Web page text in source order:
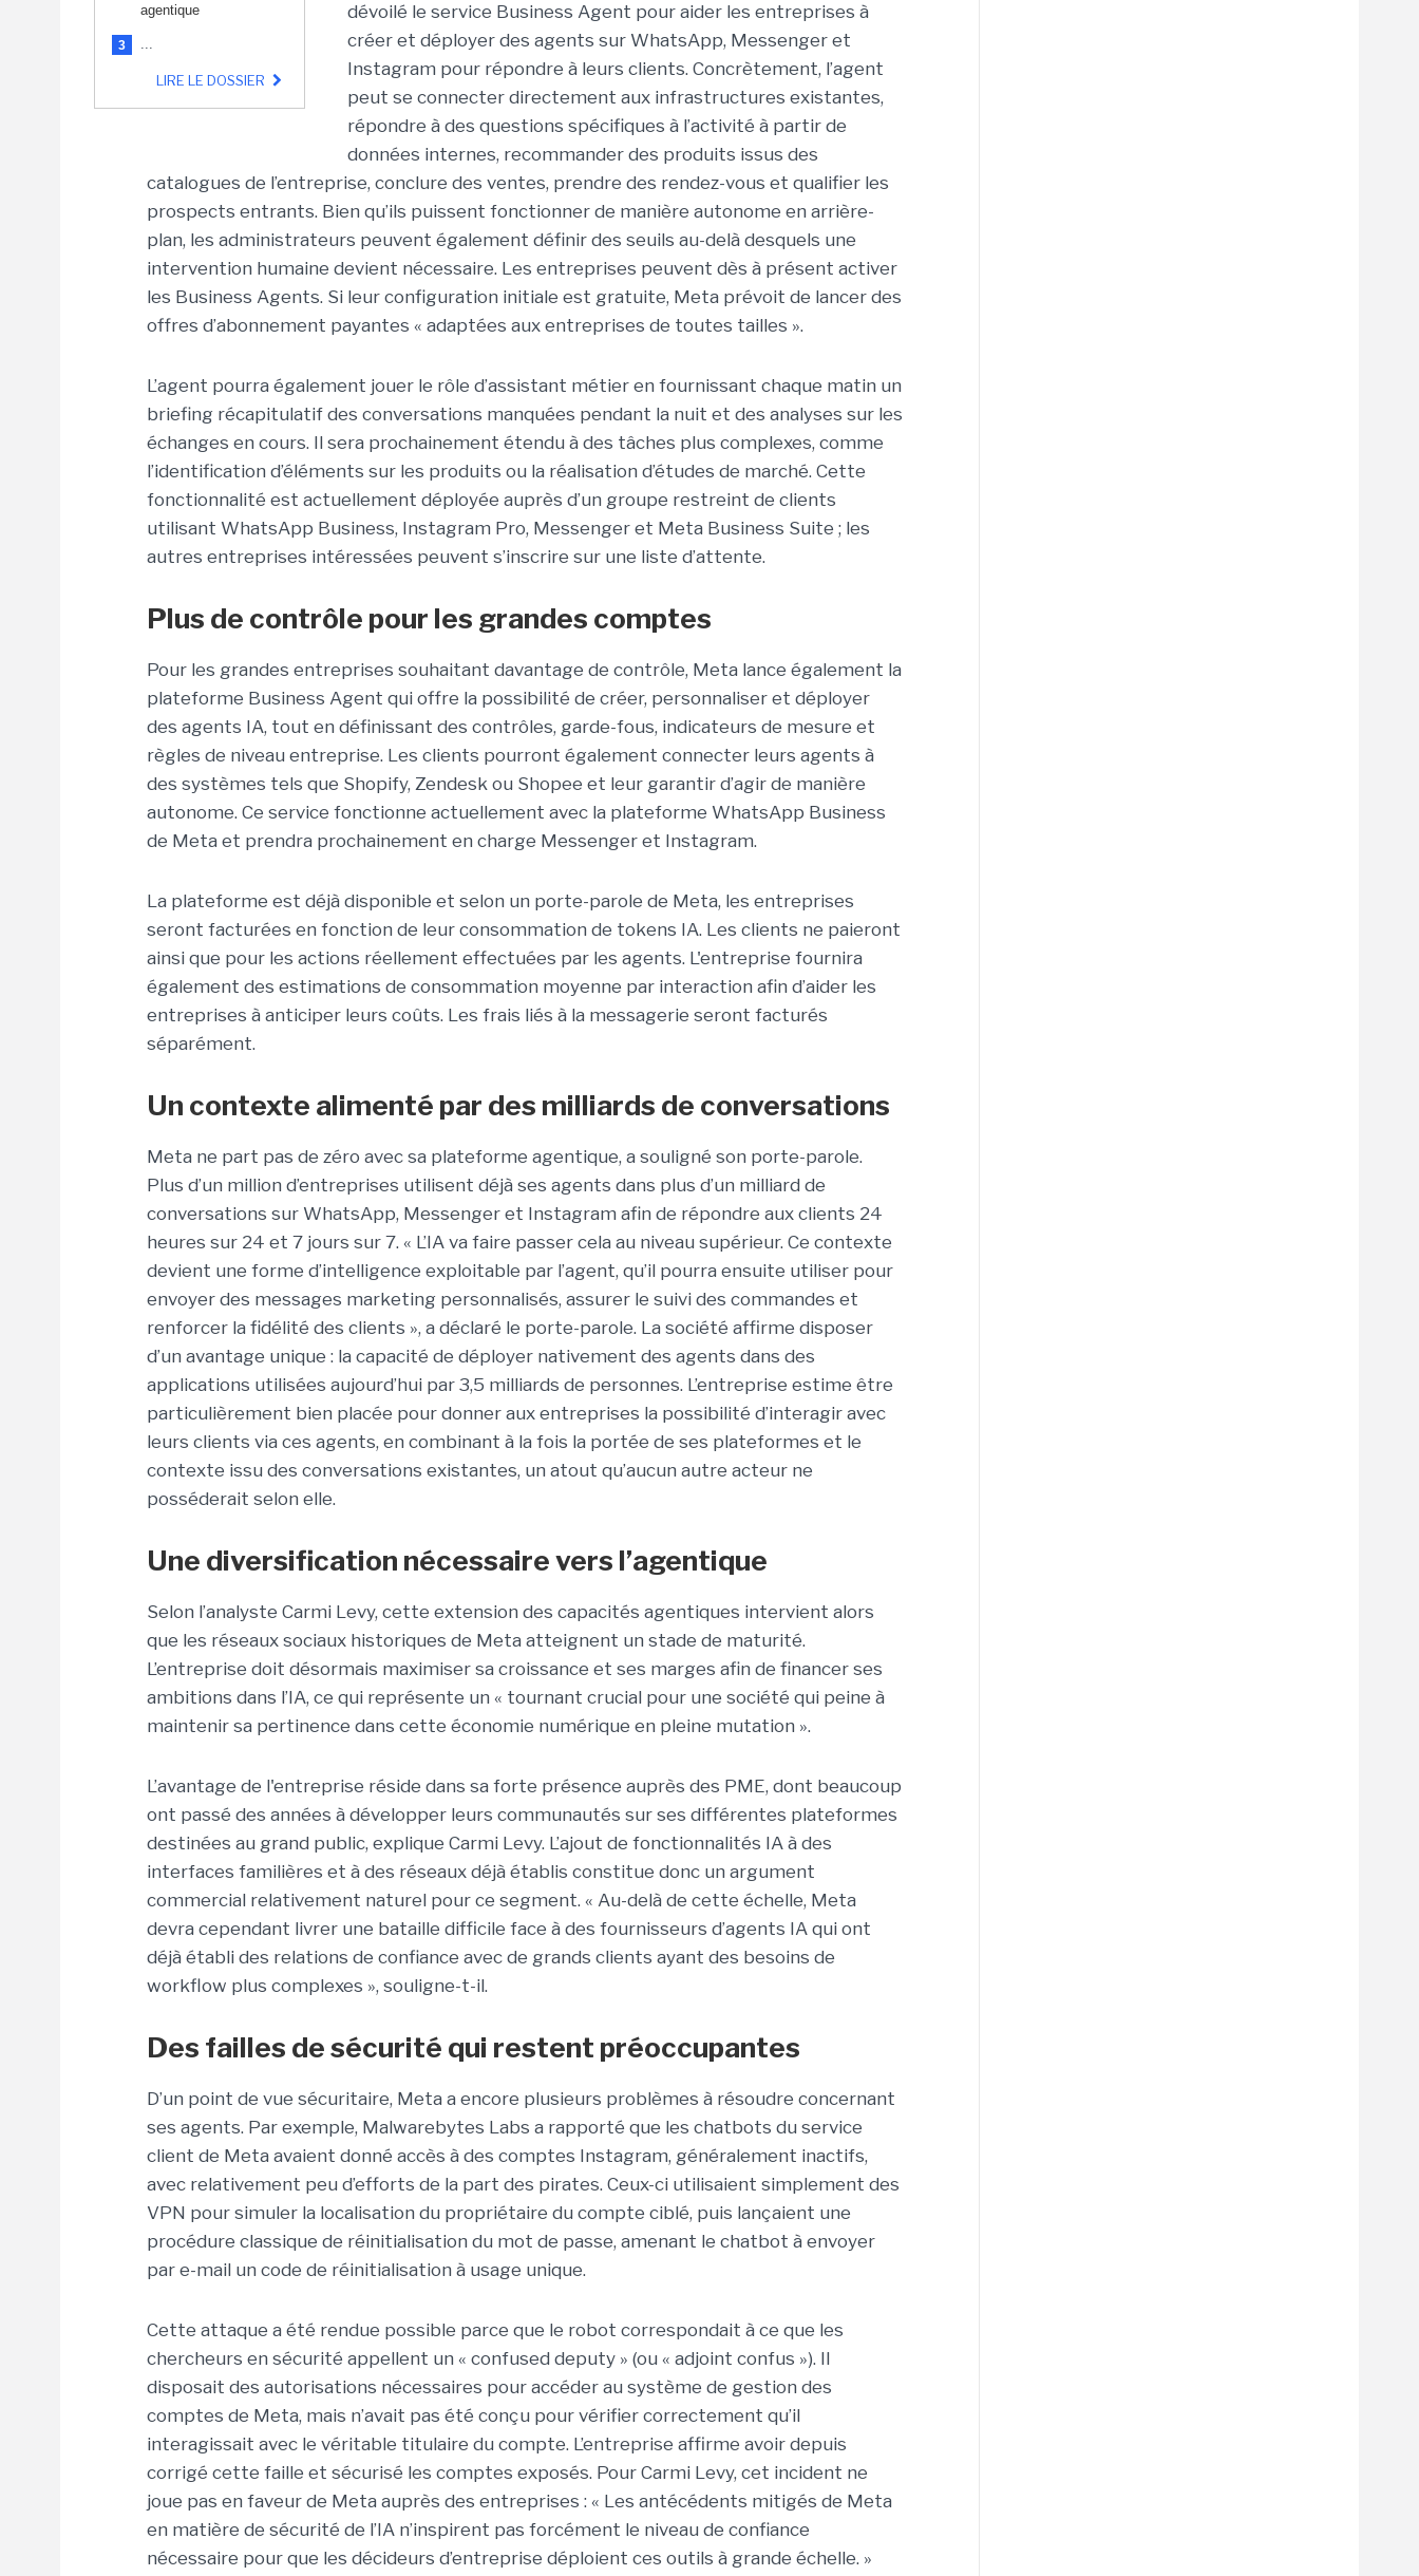
agentique
3 ...
LIRE LE DOSSIER
dévoilé le service Business Agent pour aider les entreprises à
créer et déployer des agents sur WhatsApp, Messenger et
Instagram pour répondre à leurs clients. Concrètement, l’agent
peut se connecter directement aux infrastructures existantes,
répondre à des questions spécifiques à l’activité à partir de
données internes, recommander des produits issus des
catalogues de l’entreprise, conclure des ventes, prendre des rendez-vous et qualifier les
prospects entrants. Bien qu’ils puissent fonctionner de manière autonome en arrière-
plan, les administrateurs peuvent également définir des seuils au-delà desquels une
intervention humaine devient nécessaire. Les entreprises peuvent dès à présent activer
les Business Agents. Si leur configuration initiale est gratuite, Meta prévoit de lancer des
offres d’abonnement payantes « adaptées aux entreprises de toutes tailles ».
L’agent pourra également jouer le rôle d’assistant métier en fournissant chaque matin un
briefing récapitulatif des conversations manquées pendant la nuit et des analyses sur les
échanges en cours. Il sera prochainement étendu à des tâches plus complexes, comme
l’identification d’éléments sur les produits ou la réalisation d’études de marché. Cette
fonctionnalité est actuellement déployée auprès d’un groupe restreint de clients
utilisant WhatsApp Business, Instagram Pro, Messenger et Meta Business Suite ; les
autres entreprises intéressées peuvent s’inscrire sur une liste d’attente.
Plus de contrôle pour les grandes comptes
Pour les grandes entreprises souhaitant davantage de contrôle, Meta lance également la
plateforme Business Agent qui offre la possibilité de créer, personnaliser et déployer
des agents IA, tout en définissant des contrôles, garde-fous, indicateurs de mesure et
règles de niveau entreprise. Les clients pourront également connecter leurs agents à
des systèmes tels que Shopify, Zendesk ou Shopee et leur garantir d’agir de manière
autonome. Ce service fonctionne actuellement avec la plateforme WhatsApp Business
de Meta et prendra prochainement en charge Messenger et Instagram.
La plateforme est déjà disponible et selon un porte-parole de Meta, les entreprises
seront facturées en fonction de leur consommation de tokens IA. Les clients ne paieront
ainsi que pour les actions réellement effectuées par les agents. L'entreprise fournira
également des estimations de consommation moyenne par interaction afin d’aider les
entreprises à anticiper leurs coûts. Les frais liés à la messagerie seront facturés
séparément.
Un contexte alimenté par des milliards de conversations
Meta ne part pas de zéro avec sa plateforme agentique, a souligné son porte-parole.
Plus d’un million d’entreprises utilisent déjà ses agents dans plus d’un milliard de
conversations sur WhatsApp, Messenger et Instagram afin de répondre aux clients 24
heures sur 24 et 7 jours sur 7. « L’IA va faire passer cela au niveau supérieur. Ce contexte
devient une forme d’intelligence exploitable par l’agent, qu’il pourra ensuite utiliser pour
envoyer des messages marketing personnalisés, assurer le suivi des commandes et
renforcer la fidélité des clients », a déclaré le porte-parole. La société affirme disposer
d’un avantage unique : la capacité de déployer nativement des agents dans des
applications utilisées aujourd’hui par 3,5 milliards de personnes. L’entreprise estime être
particulièrement bien placée pour donner aux entreprises la possibilité d’interagir avec
leurs clients via ces agents, en combinant à la fois la portée de ses plateformes et le
contexte issu des conversations existantes, un atout qu’aucun autre acteur ne
posséderait selon elle.
Une diversification nécessaire vers l’agentique
Selon l’analyste Carmi Levy, cette extension des capacités agentiques intervient alors
que les réseaux sociaux historiques de Meta atteignent un stade de maturité.
L’entreprise doit désormais maximiser sa croissance et ses marges afin de financer ses
ambitions dans l’IA, ce qui représente un « tournant crucial pour une société qui peine à
maintenir sa pertinence dans cette économie numérique en pleine mutation ».
L’avantage de l'entreprise réside dans sa forte présence auprès des PME, dont beaucoup
ont passé des années à développer leurs communautés sur ses différentes plateformes
destinées au grand public, explique Carmi Levy. L’ajout de fonctionnalités IA à des
interfaces familières et à des réseaux déjà établis constitue donc un argument
commercial relativement naturel pour ce segment. « Au-delà de cette échelle, Meta
devra cependant livrer une bataille difficile face à des fournisseurs d’agents IA qui ont
déjà établi des relations de confiance avec de grands clients ayant des besoins de
workflow plus complexes », souligne-t-il.
Des failles de sécurité qui restent préoccupantes
D’un point de vue sécuritaire, Meta a encore plusieurs problèmes à résoudre concernant
ses agents. Par exemple, Malwarebytes Labs a rapporté que les chatbots du service
client de Meta avaient donné accès à des comptes Instagram, généralement inactifs,
avec relativement peu d’efforts de la part des pirates. Ceux-ci utilisaient simplement des
VPN pour simuler la localisation du propriétaire du compte ciblé, puis lançaient une
procédure classique de réinitialisation du mot de passe, amenant le chatbot à envoyer
par e-mail un code de réinitialisation à usage unique.
Cette attaque a été rendue possible parce que le robot correspondait à ce que les
chercheurs en sécurité appellent un « confused deputy » (ou « adjoint confus »). Il
disposait des autorisations nécessaires pour accéder au système de gestion des
comptes de Meta, mais n’avait pas été conçu pour vérifier correctement qu’il
interagissait avec le véritable titulaire du compte. L’entreprise affirme avoir depuis
corrigé cette faille et sécurisé les comptes exposés. Pour Carmi Levy, cet incident ne
joue pas en faveur de Meta auprès des entreprises : « Les antécédents mitigés de Meta
en matière de sécurité de l’IA n’inspirent pas forcément le niveau de confiance
nécessaire pour que les décideurs d’entreprise déploient ces outils à grande échelle. »